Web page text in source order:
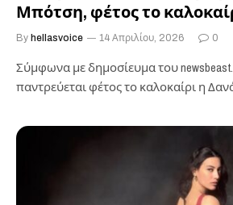
Μπότση, φέτος το
By hellasvoice 14 Απριλίου, 2026 0
Σύμφωνα με δημοσίευμα του
παντρεύεται φέτος το καλοκαίρι η